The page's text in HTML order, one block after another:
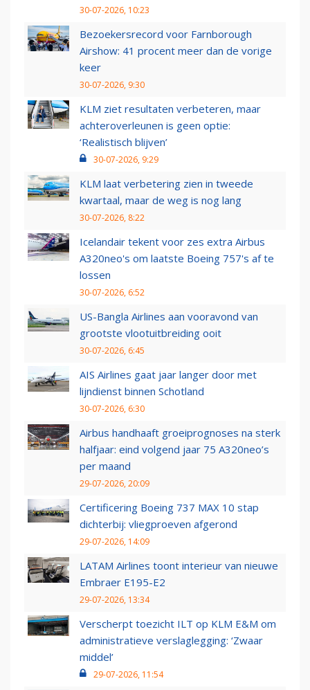
30-07-2026, 10:23
Bezoekersrecord voor Farnborough
Airshow: 41 procent meer dan de vorige
keer
30-07-2026, 9:30
KLM ziet resultaten verbeteren, maar
achteroverleunen is geen optie:
‘Realistisch blijven’
30-07-2026, 9:29
KLM laat verbetering zien in tweede
kwartaal, maar de weg is nog lang
30-07-2026, 8:22
Icelandair tekent voor zes extra Airbus
A320neo's om laatste Boeing 757's af te
lossen
30-07-2026, 6:52
US-Bangla Airlines aan vooravond van
grootste vlootuitbreiding ooit
30-07-2026, 6:45
AIS Airlines gaat jaar langer door met
lijndienst binnen Schotland
30-07-2026, 6:30
Airbus handhaaft groeiprognoses na sterk
halfjaar: eind volgend jaar 75 A320neo’s
per maand
29-07-2026, 20:09
Certificering Boeing 737 MAX 10 stap
dichterbij: vliegproeven afgerond
29-07-2026, 14:09
LATAM Airlines toont interieur van nieuwe
Embraer E195-E2
29-07-2026, 13:34
Verscherpt toezicht ILT op KLM E&M om
administratieve verslaglegging: ‘Zwaar
middel’
29-07-2026, 11:54